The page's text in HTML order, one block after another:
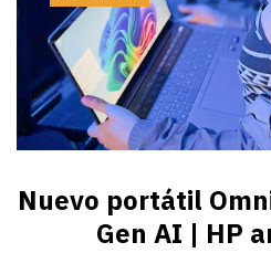
Nuevo portátil
Gen AI | HP